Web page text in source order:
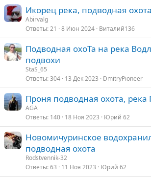
Икорец река, подводная охота
Abirvalg
Ответы 21 8 Июн 2024 Виталий136
Подводная охоТа на река
подвохи
StaS_65
Ответы 304 13 Дек 2023 DmitryPioneer
Проня подводная охота, река
AGA
Ответы 140 18 Ноя 2023 Юрий 62
Новомичуринское
подводная охота
Rodstvennik-32
Ответы 63 11 Ноя 2023 Юрий 62